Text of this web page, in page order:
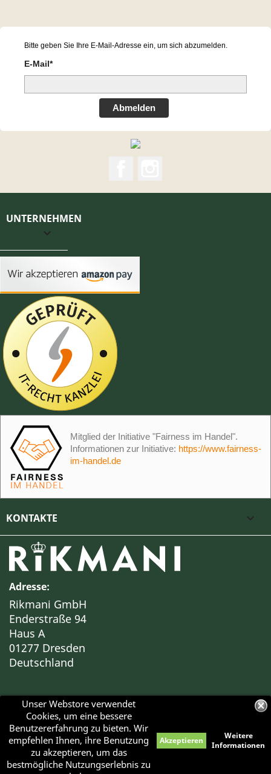
Unser Webstore verwendet
Cookies, um eine bessere
Benutzererfahrung zu bieten. Wir
empfehlen Ihnen, ihre Benutzung
zu akzeptieren, um das
bestmögliche Nutzungserlebnis zu
Akzeptieren
Weitere
Informationen
Haben Sie Fragen?
Bei Interesse an einer BESICHTIGUNG unserer Objekte
kontaktieren Sie bitte unseren Kundenservice.
Bitte geben Sie Ihre E-Mail-Adresse ein, um sich abzumelden.
E-Mail*
Abmelden
UNTERNEHMEN

Mitglied der Initiative "Fairness im Handel".
Informationen zur Initiative: https://www.fairness-
im-handel.de
KONTAKTE 
Adresse:
Rikmani GmbH
Enderstraße 94
Haus A
01277 Dresden
Deutschland
© 2026 - RIKMANI™